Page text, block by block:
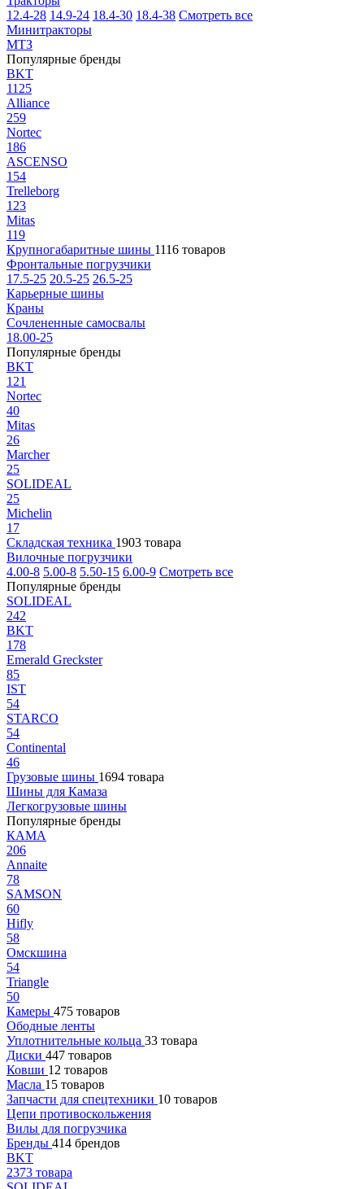
12.4-28 14.9-24 18.4-30 18.4-38 Смотреть все
Минитракторы
МТЗ
Популярные бренды
BKT
1125
Alliance
259
Nortec
186
ASCENSO
154
Trelleborg
123
Mitas
119
Крупногабаритные шины 1116 товаров
Фронтальные погрузчики
17.5-25 20.5-25 26.5-25
Карьерные шины
Краны
Сочлененные самосвалы
18.00-25
Популярные бренды
BKT
121
Nortec
40
Mitas
26
Marcher
25
SOLIDEAL
25
Michelin
17
Складская техника 1903 товара
Вилочные погрузчики
4.00-8 5.00-8 5.50-15 6.00-9 Смотреть все
Популярные бренды
SOLIDEAL
242
BKT
178
Emerald Greckster
85
IST
54
STARCO
54
Continental
46
Грузовые шины 1694 товара
Шины для Камаза
Легкогрузовые шины
Популярные бренды
КАМА
206
Annaite
78
SAMSON
60
Hifly
58
Омскшина
54
Triangle
50
Камеры 475 товаров
Ободные ленты
Уплотнительные кольца 33 товара
Диски 447 товаров
Ковши 12 товаров
Масла 15 товаров
Запчасти для спецтехники 10 товаров
Цепи противоскольжения
Вилы для погрузчика
Бренды 414 брендов
BKT
2373 товара